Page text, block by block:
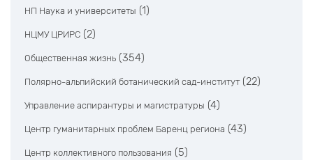
НП Наука и университеты (1)
НЦМУ ЦРИРС (2)
Общественная жизнь (354)
Полярно-альпийский ботанический сад-институт (22)
Управление аспирантуры и магистратуры (4)
Центр гуманитарных проблем Баренц региона (43)
Центр коллективного пользования (5)